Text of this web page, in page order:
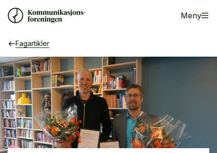
Meny
Fagartikler